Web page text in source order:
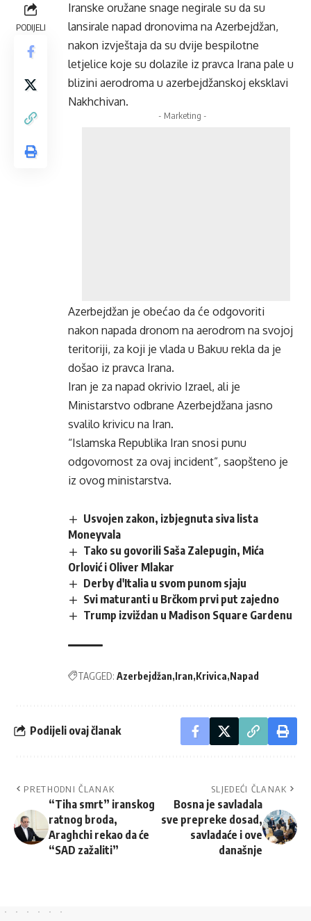
PODIJELI
Iranske oružane snage negirale su da su
lansirale napad dronovima na Azerbejdžan,
nakon izvještaja da su dvije bespilotne
letjelice koje su dolazile iz pravca Irana pale u
blizini aerodroma u azerbejdžanskoj eksklavi
Nakhchivan.
- Marketing -
Azerbejdžan je obećao da će odgovoriti
nakon napada dronom na aerodrom na svojoj
teritoriji, za koji je vlada u Bakuu rekla da je
došao iz pravca Irana.
Iran je za napad okrivio Izrael, ali je
Ministarstvo odbrane Azerbejdžana jasno
svalilo krivicu na Iran.
“Islamska Republika Iran snosi punu
odgovornost za ovaj incident”, saopšteno je
iz ovog ministarstva.
Usvojen zakon, izbjegnuta siva lista
Moneyvala
Tako su govorili Saša Zalepugin, Mića
Orlović i Oliver Mlakar
Derby d'Italia u svom punom sjaju
Svi maturanti u Brčkom prvi put zajedno
Trump izviždan u Madison Square Gardenu
TAGGED: Azerbejdžan Iran Krivica Napad
Podijeli ovaj članak
PRETHODNI ČLANAK
“Tiha smrt” iranskog
ratnog broda,
Araghchi rekao da će
“SAD zažaliti”
SLJEDEĆI ČLANAK
Bosna je savladala
sve prepreke dosad,
savladaće i ove
današnje